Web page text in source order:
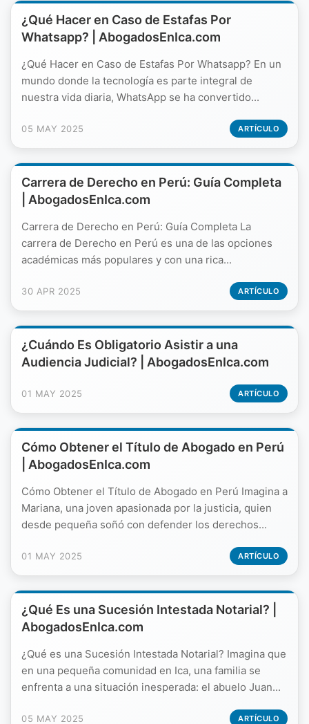
¿Qué Hacer en Caso de Estafas Por
Whatsapp? | AbogadosEnIca.com
¿Qué Hacer en Caso de Estafas Por Whatsapp? En un
mundo donde la tecnología es parte integral de
nuestra vida diaria, WhatsApp se ha convertido...
05 MAY 2025 ARTÍCULO
Carrera de Derecho en Perú: Guía Completa
| AbogadosEnIca.com
Carrera de Derecho en Perú: Guía Completa La
carrera de Derecho en Perú es una de las opciones
académicas más populares y con una rica...
30 APR 2025 ARTÍCULO
¿Cuándo Es Obligatorio Asistir a una
Audiencia Judicial? | AbogadosEnIca.com
01 MAY 2025 ARTÍCULO
Cómo Obtener el Título de Abogado en Perú
| AbogadosEnIca.com
Cómo Obtener el Título de Abogado en Perú Imagina a
Mariana, una joven apasionada por la justicia, quien
desde pequeña soñó con defender los derechos...
01 MAY 2025 ARTÍCULO
¿Qué Es una Sucesión Intestada Notarial? |
AbogadosEnIca.com
¿Qué es una Sucesión Intestada Notarial? Imagina que
en una pequeña comunidad en Ica, una familia se
enfrenta a una situación inesperada: el abuelo Juan...
05 MAY 2025 ARTÍCULO